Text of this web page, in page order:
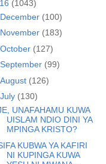
(1043)
December (100)
November (183)
October (127)
September (99)
August (126)
July (130)
UNAFAHAMU KUWA
UISLAM NDIO DINI YA
MPINGA KRISTO?
KUBWA YA KAFIRI
NI KUPINGA KUWA